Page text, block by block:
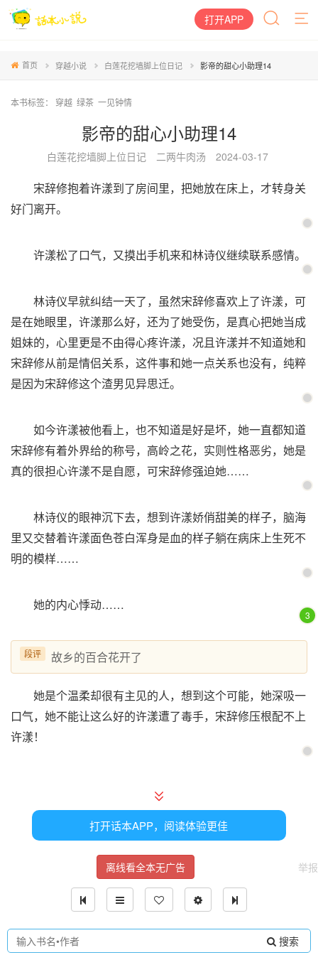
打开APP
首页 穿越小说 白莲花挖墙脚上位日记 影帝的甜心小助理14
本书标签： 穿越 绿茶 一见钟情
影帝的甜心小助理14
白莲花挖墙脚上位日记 二两牛肉汤 2024-03-17
宋辞修抱着许漾到了房间里，把她放在床上，才转身关
好门离开。
许漾松了口气，又摸出手机来和林诗仪继续联系感情。
林诗仪早就纠结一天了，虽然宋辞修喜欢上了许漾，可
是在她眼里，许漾那么好，还为了她受伤，是真心把她当成
姐妹的，心里更是不由得心疼许漾，况且许漾并不知道她和
宋辞修从前是情侣关系，这件事和她一点关系也没有，纯粹
是因为宋辞修这个渣男见异思迁。
如今许漾被他看上，也不知道是好是坏，她一直都知道
宋辞修有着外界给的称号，高岭之花，实则性格恶劣，她是
真的很担心许漾不是自愿，可宋辞修强迫她……
林诗仪的眼神沉下去，想到许漾娇俏甜美的样子，脑海
里又交替着许漾面色苍白浑身是血的样子躺在病床上生死不
明的模样……
她的内心悸动……
3
段评 故乡的百合花开了
她是个温柔却很有主见的人，想到这个可能，她深吸一
口气，她不能让这么好的许漾遭了毒手，宋辞修压根配不上
许漾！
她直接打开了免提，懒洋洋的和她聊着天，
“漾漾，你的腿怎么样了？”
许漾面不改色，可却声音甜腻，“姐姐不用担心，一定
打开话本APP，阅读体验更佳
离线看全本无广告 举报
搜索